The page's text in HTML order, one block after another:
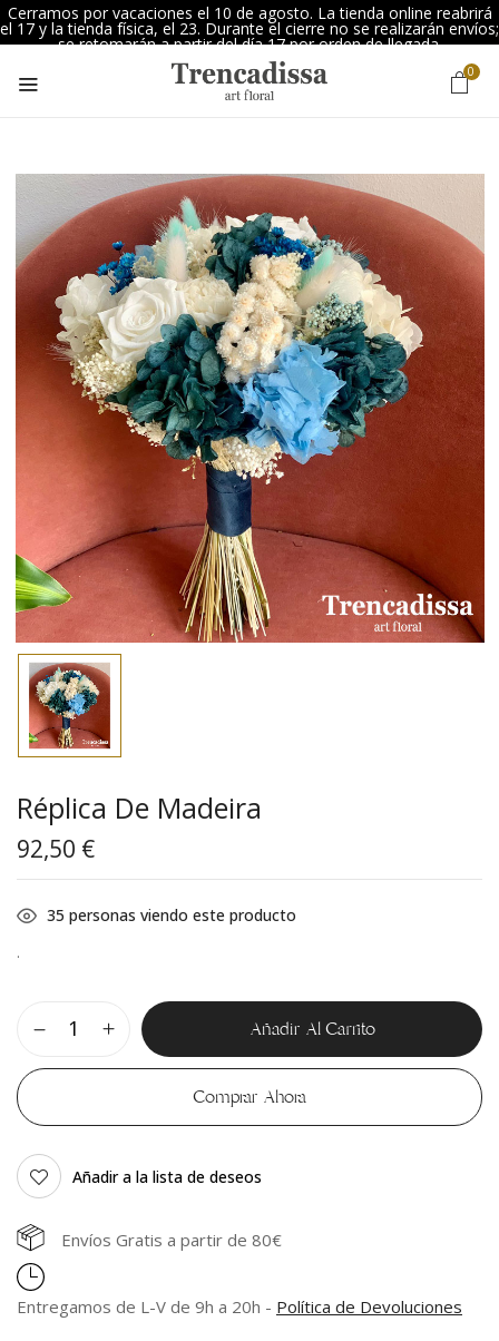
Cerramos por vacaciones el 10 de agosto. La tienda online reabrirá
el 17 y la tienda física, el 23. Durante el cierre no se realizarán envíos;
se retomarán a partir del día 17 por orden de llegada.
0
Réplica De Madeira
92,50 €
35 personas viendo este producto
.
Añadir Al Carrito
Comprar Ahora
Añadir a la lista de deseos
Envíos Gratis a partir de 80€
Entregamos de L-V de 9h a 20h - Política de Devoluciones